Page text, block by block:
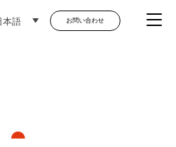
本語 お問い合わせ